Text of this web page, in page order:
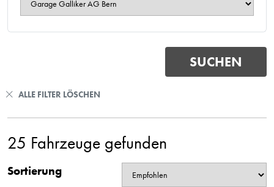
ALLE FILTER LÖSCHEN
25 Fahrzeuge gefunden
Sortierung